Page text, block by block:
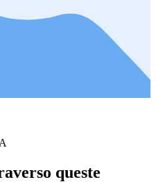
queste